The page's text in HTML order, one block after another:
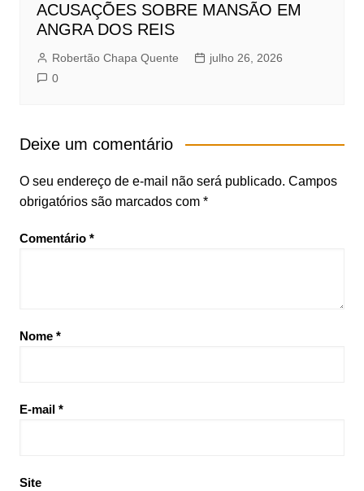
ACUSAÇÕES SOBRE MANSÃO EM
ANGRA DOS REIS
Robertão Chapa Quente
julho 26, 2026
0
Deixe um comentário
O seu endereço de e-mail não será publicado. Campos
obrigatórios são marcados com *
Comentário *
Nome *
E-mail *
Site